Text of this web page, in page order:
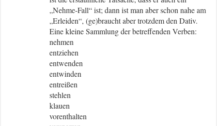
„Nehme-Fall“ ist; dann ist man aber schon nahe am
„Erleiden“, (ge)braucht aber trotzdem den Dativ.
Eine kleine Sammlung der betreffenden Verben:
nehmen
entziehen
entwenden
entwinden
entreißen
stehlen
klauen
vorenthalten